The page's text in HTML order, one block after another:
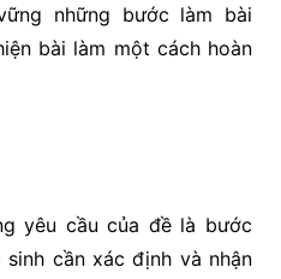
những bước làm bài
bài làm một cách hoàn
yêu cầu của đề là bước
cần xác định và nhận